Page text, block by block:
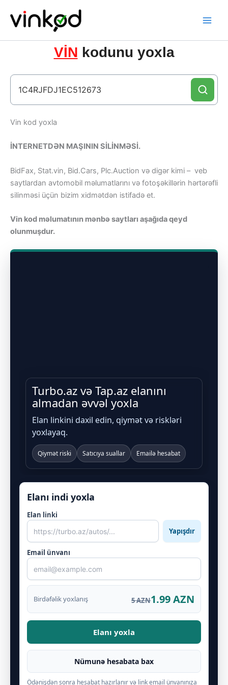
content
VİN kodunu yoxla
Vin kod yoxla
İNTERNETDƏN MAŞININ SİLİNMƏSİ.
BidFax, Stat.vin, Bid.Cars, Plc.Auction və digər kimi – veb
saytlardan avtomobil məlumatlarını və fotoşəkillərin hərtərəfli
silinməsi üçün bizim xidmətdən istifadə et.
Vin kod məlumatının mənbə saytları aşağıda qeyd
olunmuşdur.
Turbo.az və Tap.az elanını
almadan əvvəl yoxla
Elan linkini daxil edin, qiymət və riskləri
yoxlayaq.
Qiymət riski Satıcıya suallar Emailə hesabat
Elanı indi yoxla
Elan linki
Yapışdır
Email ünvanı
Birdəfəlik yoxlanış 5 AZN1.99 AZN
Elanı yoxla
Nümunə hesabata bax
Ödənişdən sonra hesabat hazırlanır və link email ünvanınıza